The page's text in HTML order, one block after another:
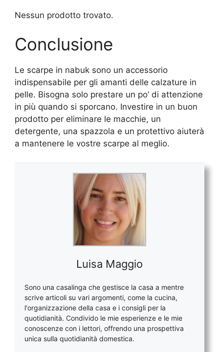
Nessun prodotto trovato.
Conclusione
Le scarpe in nabuk sono un accessorio
indispensabile per gli amanti delle calzature in
pelle. Bisogna solo prestare un po’ di attenzione
in più quando si sporcano. Investire in un buon
prodotto per eliminare le macchie, un
detergente, una spazzola e un protettivo aiuterà
a mantenere le vostre scarpe al meglio.
Luisa Maggio
Sono una casalinga che gestisce la casa a mentre
scrive articoli su vari argomenti, come la cucina,
l'organizzazione della casa e i consigli per la
quotidianità. Condivido le mie esperienze e le mie
conoscenze con i lettori, offrendo una prospettiva
unica sulla quotidianità domestica.